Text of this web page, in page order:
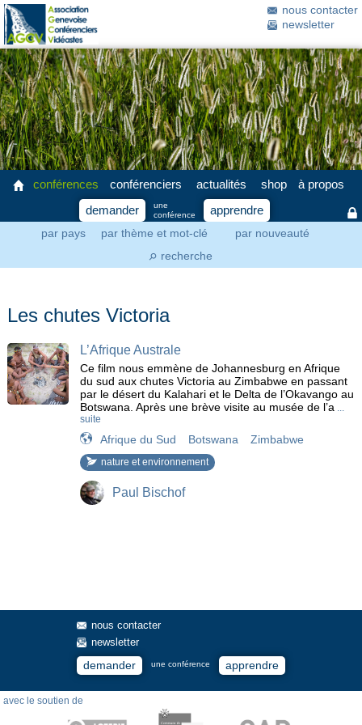
nous contacter
newsletter
conférences
par pays par thème et mot-clé par nouveauté
⚲ recherche
conférenciers actualités shop
à propos
demander
une
conférence
apprendre
Les chutes Victoria
L’Afrique Australe
Ce film nous emmène de Johannesburg en Afrique
du sud aux chutes Victoria au Zimbabwe en passant
par le désert du Kalahari et le Delta de l’Okavango au
Botswana. Après une brève visite au musée de l’a
suite
Afrique du Sud Botswana Zimbabwe
nature et environnement
Paul Bischof
nous contacter
newsletter
demander une conférence apprendre
avec le soutien de